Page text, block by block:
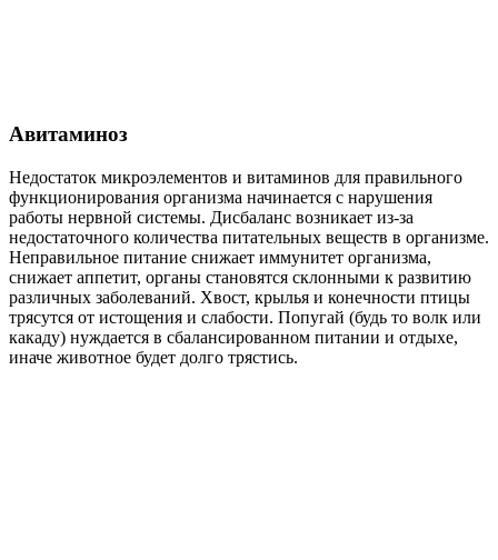
Авитаминоз
Недостаток микроэлементов и витаминов для правильного
функционирования организма начинается с нарушения
работы нервной системы. Дисбаланс возникает из-за
недостаточного количества питательных веществ в организме.
Неправильное питание снижает иммунитет организма,
снижает аппетит, органы становятся склонными к развитию
различных заболеваний. Хвост, крылья и конечности птицы
трясутся от истощения и слабости. Попугай (будь то волк или
какаду) нуждается в сбалансированном питании и отдыхе,
иначе животное будет долго трястись.